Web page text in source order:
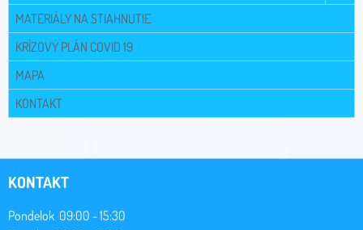
MATERIÁLY NA STIAHNUTIE
KRÍZOVÝ PLÁN COVID 19
MAPA
KONTAKT
KONTAKT
Pondelok 09:00 - 15:30